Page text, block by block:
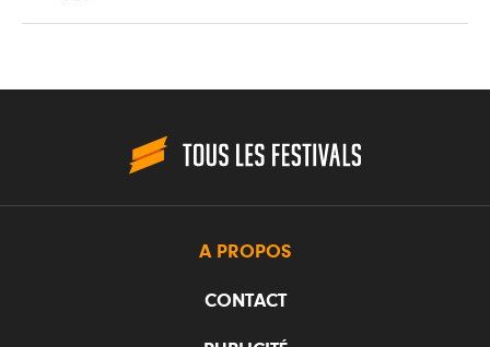
A PROPOS
CONTACT